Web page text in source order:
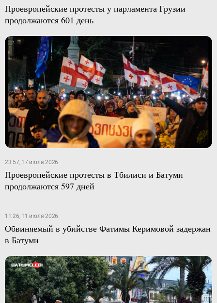
Проевропейские протесты у парламента Грузии
продолжаются 601 день
23:57, 17 июля 2026
Проевропейские протесты в Тбилиси и Батуми
продолжаются 597 дней
11:26, 11 июля 2026
Обвиняемый в убийстве Фатимы Керимовой задержан
в Батуми